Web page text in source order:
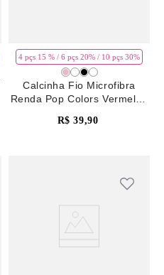
4 pçs 15 % / 6 pçs 20% / 10 pçs 30%
Calcinha Fio Microfibra
Renda Pop Colors Vermelho
R$ 39,90